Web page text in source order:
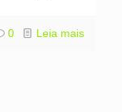
0 Leia mais